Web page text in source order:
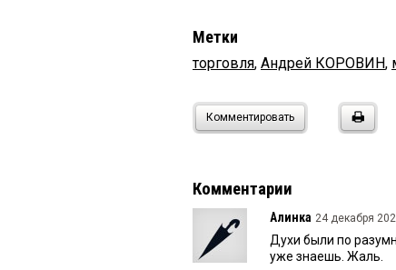
Метки
торговля, Андрей КОРОВИН,
Комментировать
Комментарии
Алинка 24 декабря
Духи были по
уже знаешь. Жаль.